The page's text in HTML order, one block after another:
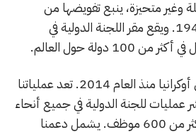
متحيزة، ينبع تفويضها من
اتفاقيات جنيف لعام 1949. ويقع مقر اللجنة الدولية في
دولة حول العالم.
وتعمل اللجنة الدولية في أوكرانيا منذ العام 2014. تعد عملياتنا
عمليات للجنة الدولية في جميع أنحاء
العالم مع فريق يضم أكثر من 600 موظف. يشمل دعمنا